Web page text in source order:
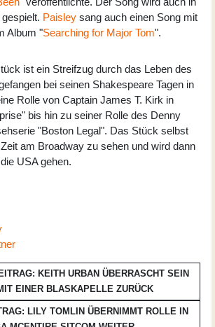
Paisley sang auch einen Song mit
Album "Searching for Major Tom".
ist ein Streifzug durch das Leben des
bei seinen Shakespeare Tagen in
Rolle von Captain James T. Kirk in
bis hin zu seiner Rolle des Denny
"Boston Legal". Das Stück selbst
am Broadway zu sehen und wird dann
USA gehen.
KEITH URBAN ÜBERRASCHT SEIN
EINER BLASKAPELLE ZURÜCK
LILY TOMLIN ÜBERNIMMT ROLLE IN